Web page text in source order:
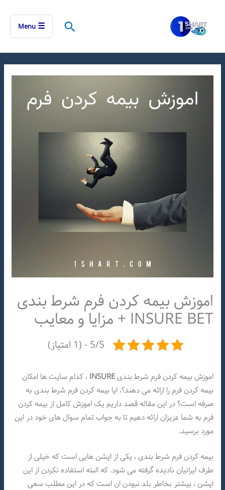
جستجو☰
Menu
اموزش بیمه کردن فرم شرط بندی
INSURE BET + مزایا و معایب
5/5 - (1 امتیاز)
اموزش بیمه کردن فرم شرط بندیINSURE ، کدام سایت ها امکان
بیمه کردن فرم را ارائه می دهند؟، ایا بیمه کردن فرم شرط بندی به
صرفه است؟ در این مقاله قصد داریم یک اموزش کامل از بیمه کردن
فرم به شما عزیزان ارائه دهیم تا به جواب تمام سوال های خود در این
مورد برسید.
بیمه کردن فرم شرط بندی ، یکی از اپشن هایی است که خیلی از
طرف ایرانیان نادیده گرفته می شود. که البته استفاده نکردن از این
اپشن ، بیشتر بخاطر بلد نبودن ان است که در این مطلب سعی